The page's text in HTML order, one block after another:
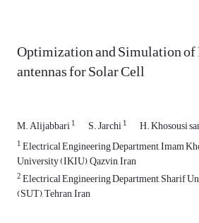
Optimization and Simulation
antennas for Solar Cell
M. Alijabbari1 S. Jarchi1 H. Khosousi
1Electrical Engineering Department, Imam
University (IKIU), Qazvin, Iran
2Electrical Engineering Department, Sharif
(SUT), Tehran, Iran